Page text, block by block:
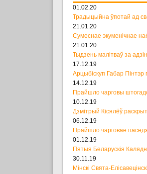
01.02.20
Традыцыйна ўпотай ад
21.01.20
Сумеснае экуменічнае
21.01.20
Тыдзень малітваў за
17.12.19
Арцыбіскуп Габар Пінтэр
14.12.19
Прайшло чарговы
10.12.19
Дзмітрый Кісялёў
06.12.19
Прайшло чарговае
01.12.19
Пятыя Беларускія
30.11.19
Мінскі Свята-